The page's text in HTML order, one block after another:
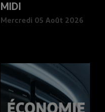
MIDI
Mercredi 05 Août 2026